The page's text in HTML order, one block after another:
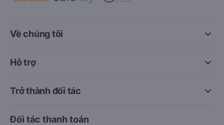
keyboard_arrow_down
Về chúng tôi
keyboard_arrow_down
Hỗ trợ
keyboard_arrow_down
Trở thành đối tác
Đối tác thanh toán